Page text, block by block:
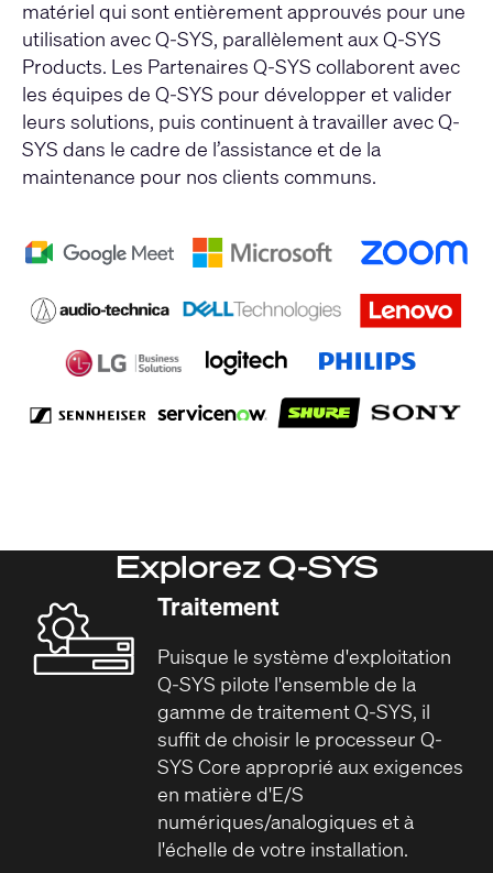
matériel qui sont entièrement approuvés pour une
utilisation avec Q-SYS, parallèlement aux Q-SYS
Products. Les Partenaires Q-SYS collaborent avec
les équipes de Q-SYS pour développer et valider
leurs solutions, puis continuent à travailler avec Q-
SYS dans le cadre de l’assistance et de la
maintenance pour nos clients communs.
Explorez Q-SYS
Traitement
Puisque le système d'exploitation
Q-SYS pilote l'ensemble de la
gamme de traitement Q-SYS, il
suffit de choisir le processeur Q-
SYS Core approprié aux exigences
en matière d'E/S
numériques/analogiques et à
l'échelle de votre installation.